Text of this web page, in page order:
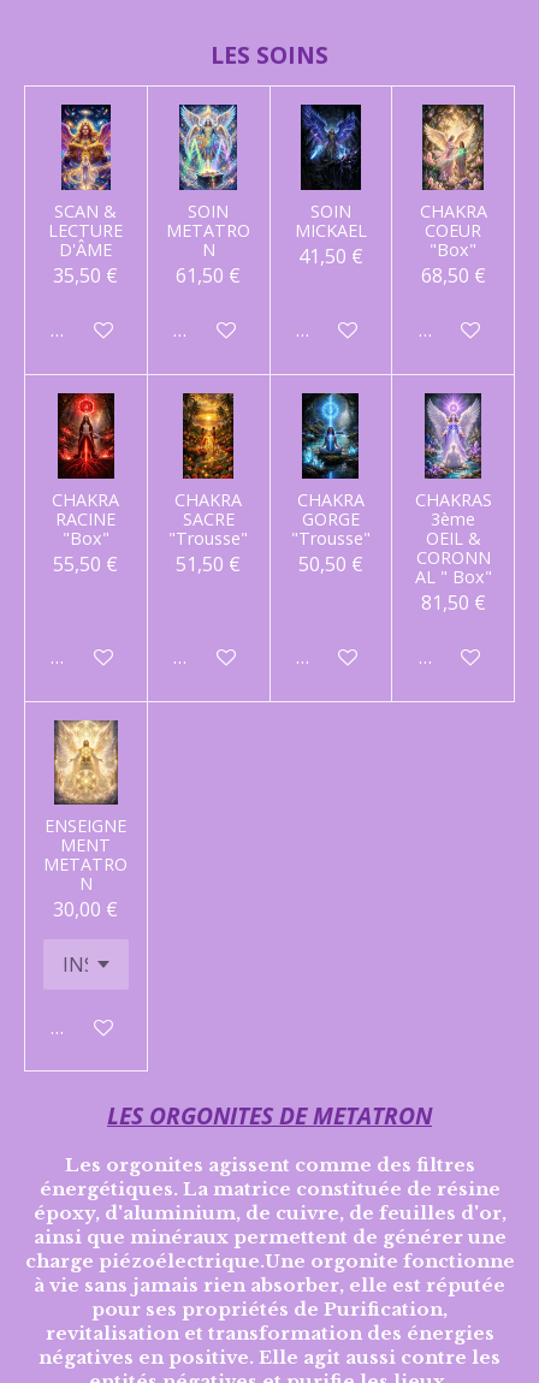
LES SOINS
SCAN &
LECTURE
D'ÂME
35,50 €
Ajouter au panier
SOIN
METATRO
N
61,50 €
Ajouter au panier
SOIN
MICKAEL
41,50 €
Ajouter au panier
CHAKRA
COEUR
"Box"
68,50 €
Ajouter au
CHAKRA
RACINE
"Box"
55,50 €
Ajouter au panier
CHAKRA
SACRE
"Trousse"
51,50 €
Ajouter au panier
CHAKRA
GORGE
"Trousse"
50,50 €
Ajouter au panier
CHAKRAS
3ème
OEIL &
CORONN
AL " Box"
81,50 €
Ajouter au
ENSEIGNE
MENT
METATRO
N
30,00 €
Ajouter au panier
LES ORGONITES DE METATRON
Les orgonites agissent comme des filtres
énergétiques. La matrice constituée de résine
époxy, d'aluminium, de cuivre, de feuilles d'or,
ainsi que minéraux permettent de générer une
charge piézoélectrique.Une orgonite fonctionne
à vie sans jamais rien absorber, elle est réputée
pour ses propriétés de Purification,
revitalisation et transformation des énergies
négatives en positive. Elle agit aussi contre les